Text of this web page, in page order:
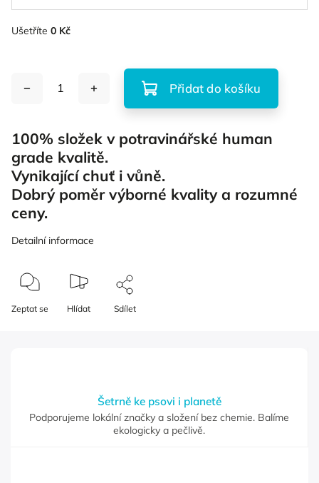
Ušetříte 0 Kč
Přidat do košíku
100% složek v potravinářské human
grade kvalitě.
Vynikající chuť i vůně.
Dobrý poměr výborné kvality a rozumné
ceny.
Detailní informace
Zeptat se Hlídat Sdílet
Šetrně ke psovi i planetě
Podporujeme lokální značky a složení bez chemie. Balíme
ekologicky a pečlivě.